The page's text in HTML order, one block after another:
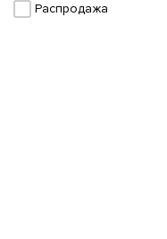
Распродажа